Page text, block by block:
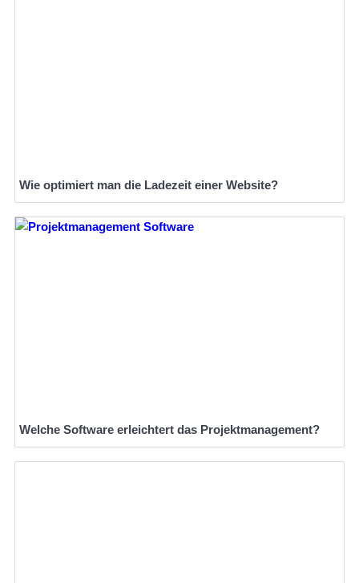
Wie optimiert man die Ladezeit einer Website?
Welche Software erleichtert das Projektmanagement?